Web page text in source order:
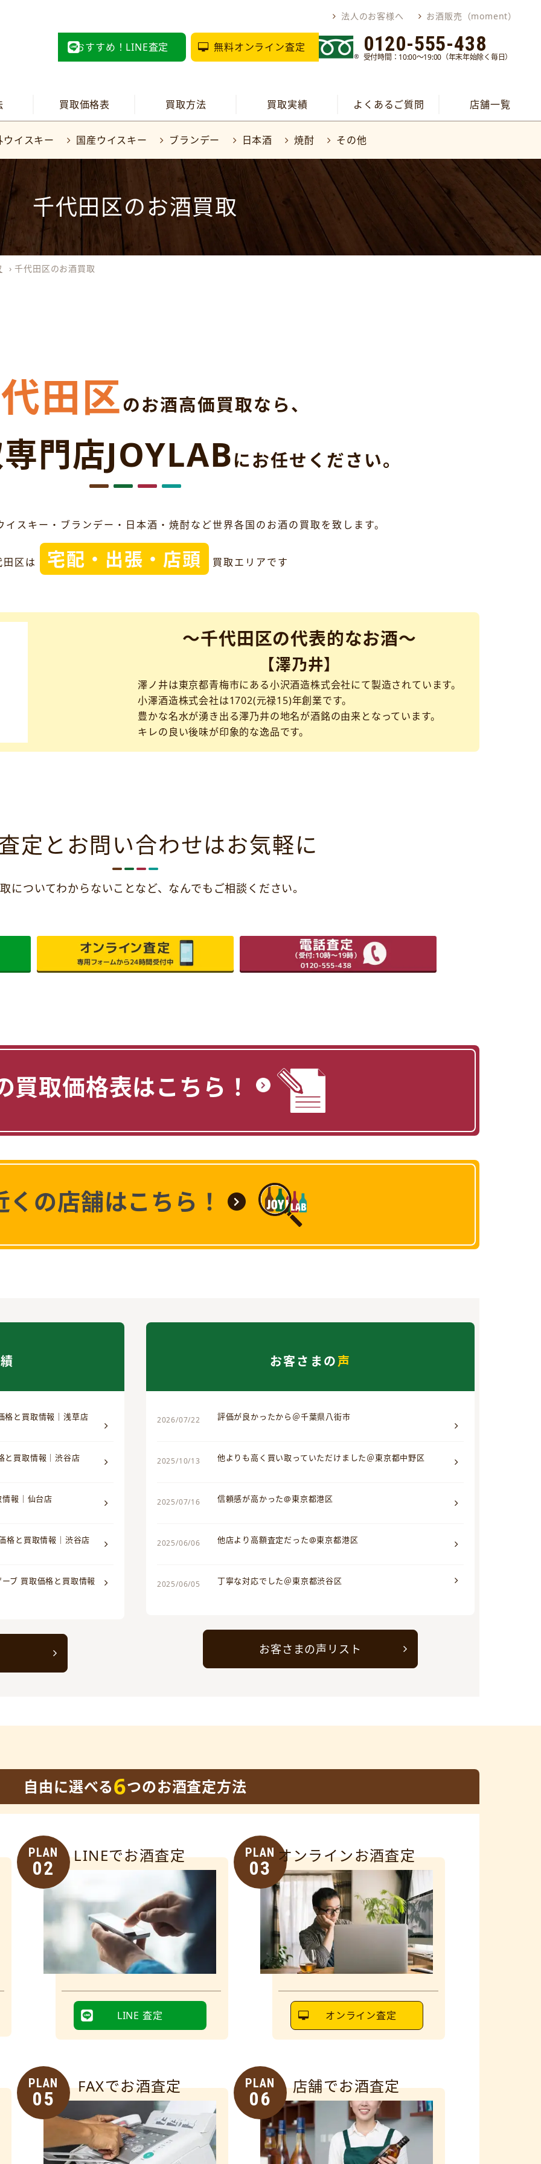
法人のお客様へ お酒販売（moment）
おすすめ！LINE査定 無料オンライン査定 0120-555-438
受付時間：10:00～19:00（年末年始除く毎日）
買取価格表 買取方法 買取実績 よくあるご質問 店舗一覧
ウイスキー 国産ウイスキー ブランデー 日本酒 焼酎 その他
千代田区のお酒買取
›千代田区のお酒買取
田区のお酒高価買取なら、
門店JOYLABにお任せください。
スキー・ブランデー・日本酒・焼酎など世界各国のお酒の買取を致します。
田区は 宅配・出張・店頭 買取エリアです
～千代田区の代表的なお酒～
【澤乃井】
澤ノ井は東京都青梅市にある小沢酒造株式会社にて製造されています。
小澤酒造株式会社は1702(元禄15)年創業です。
豊かな名水が湧き出る澤乃井の地名が酒銘の由来となっています。
キレの良い後味が印象的な逸品です。
定とお問い合わせはお気軽に
についてわからないことなど、 なんでもご相談ください。
買取価格表はこちら！
くの店舗はこちら！
格と買取情報｜浅草店
と買取情報｜渋谷店
報｜仙台店
格と買取情報｜渋谷店
ブ 買取価格と買取情報
お客さまの声
2026/07/22 評価が良かったから＠千葉県八街市
2025/10/13 他よりも高く買い取っていただけました＠東京都中野区
2025/07/16 信頼感が高かった@東京都港区
2025/06/06 他店より高額査定だった@東京都港区
2025/06/05 丁寧な対応でした＠東京都渋谷区
お客さまの声リスト
自由に選べる6つのお酒査定方法
PLAN
02
LINEでお酒査定
LINE 査定
PLAN
03
オンラインお酒査定
オンライン査定
PLAN
05
FAXでお酒査定 PLAN
06
店舗でお酒査定